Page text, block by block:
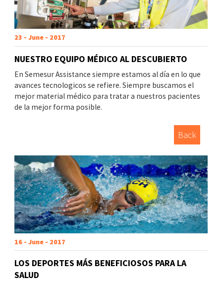
23 - June - 2017
NUESTRO EQUIPO MÉDICO AL DESCUBIERTO
En Semesur Assistance siempre estamos al día en lo que
avances tecnologicos se refiere. Siempre buscamos el
mejor material médico para tratar a nuestros pacientes
de la mejor forma posible.
Back
16 - June - 2017
LOS DEPORTES MÁS BENEFICIOSOS PARA LA
SALUD